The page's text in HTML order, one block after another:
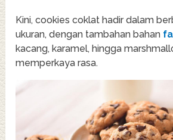
Kini, cookies coklat hadir dalam
ukuran, dengan tambahan bahan
kacang, karamel, hingga
memperkaya rasa.